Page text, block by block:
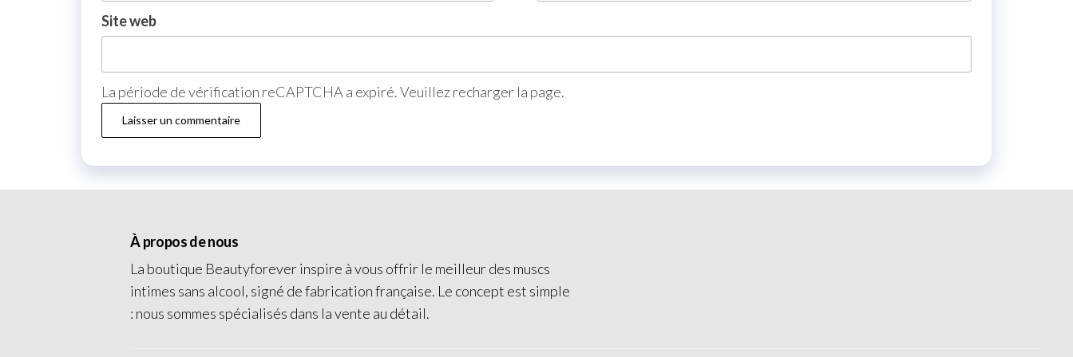
Site web
La période de vérification reCAPTCHA a expiré. Veuillez recharger la page.
À propos de nous
La boutique Beautyforever inspire à vous offrir le meilleur des muscs
intimes sans alcool, signé de fabrication française. Le concept est simple
: nous sommes spécialisés dans la vente au détail.